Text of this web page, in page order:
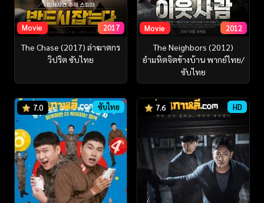
Movie 2017
The Chase (2017) ล่าฆาตกร
วิปริต ซับไทย
Movie 2012
The Neighbors (2012)
อำมหิตจิตข้างบ้าน พากย์ไทย/
ซับไทย
7.0 ซับไทย 7.6 HD